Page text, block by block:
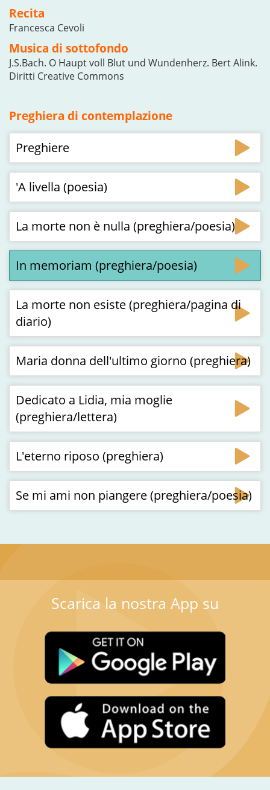
Recita
Francesca Cevoli
Musica di sottofondo
J.S.Bach. O Haupt voll Blut und Wundenherz. Bert Alink.
Diritti Creative Commons
Preghiera di contemplazione
Preghiere
'A livella (poesia)
La morte non è nulla (preghiera/poesia)
In memoriam (preghiera/poesia)
La morte non esiste (preghiera/pagina di
diario)
Maria donna dell'ultimo giorno (preghiera)
Dedicato a Lidia, mia moglie
(preghiera/lettera)
L'eterno riposo (preghiera)
Se mi ami non piangere (preghiera/poesia)
Scarica la nostra App su